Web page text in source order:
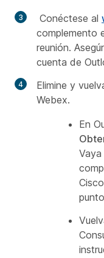
Conéctese al
complemento
reunión.
cuenta de
Elimine y
Webex.
En
Vaya